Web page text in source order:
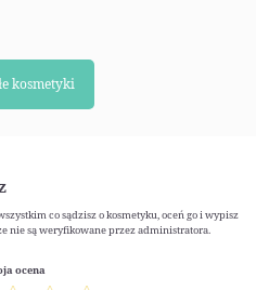
kosmetyki
co sądzisz o kosmetyku, oceń go i wypisz
nie są weryfikowane przez administratora.
ocena